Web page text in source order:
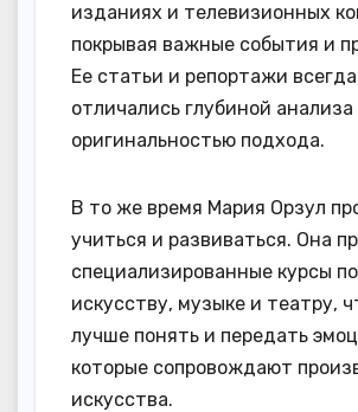
изданиях и телевизионных
покрывая важные события и
Ее статьи и репортажи всегда
отличались глубиной анализа
оригинальностью подхода.
В то же время Мария Орзул
учиться и развиваться. Она
специализированные курсы по
искусству, музыке и театру,
лучше понять и передать
которые сопровождают
искусства.